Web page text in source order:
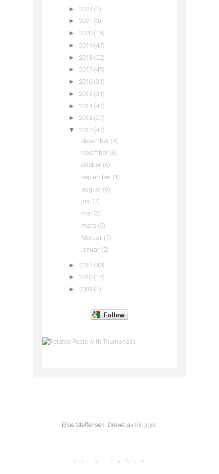
► 2024 (1)
► 2021 (3)
► 2020 (15)
► 2019 (47)
► 2018 (52)
► 2017 (45)
► 2016 (31)
► 2015 (31)
► 2014 (44)
► 2013 (27)
▼
2012 (47)
desember (4)
november (6)
oktober (6)
september (1)
august (6)
juni (7)
mai (3)
mars (5)
februar (7)
januar (2)
► 2011 (49)
► 2010 (14)
► 2009 (1)
Elise Steffensen. Drevet av Blogger.
BY MLEKOSHI